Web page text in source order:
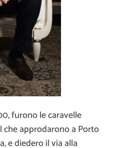
furono le caravelle
che approdarono a Porto
e diedero il via alla